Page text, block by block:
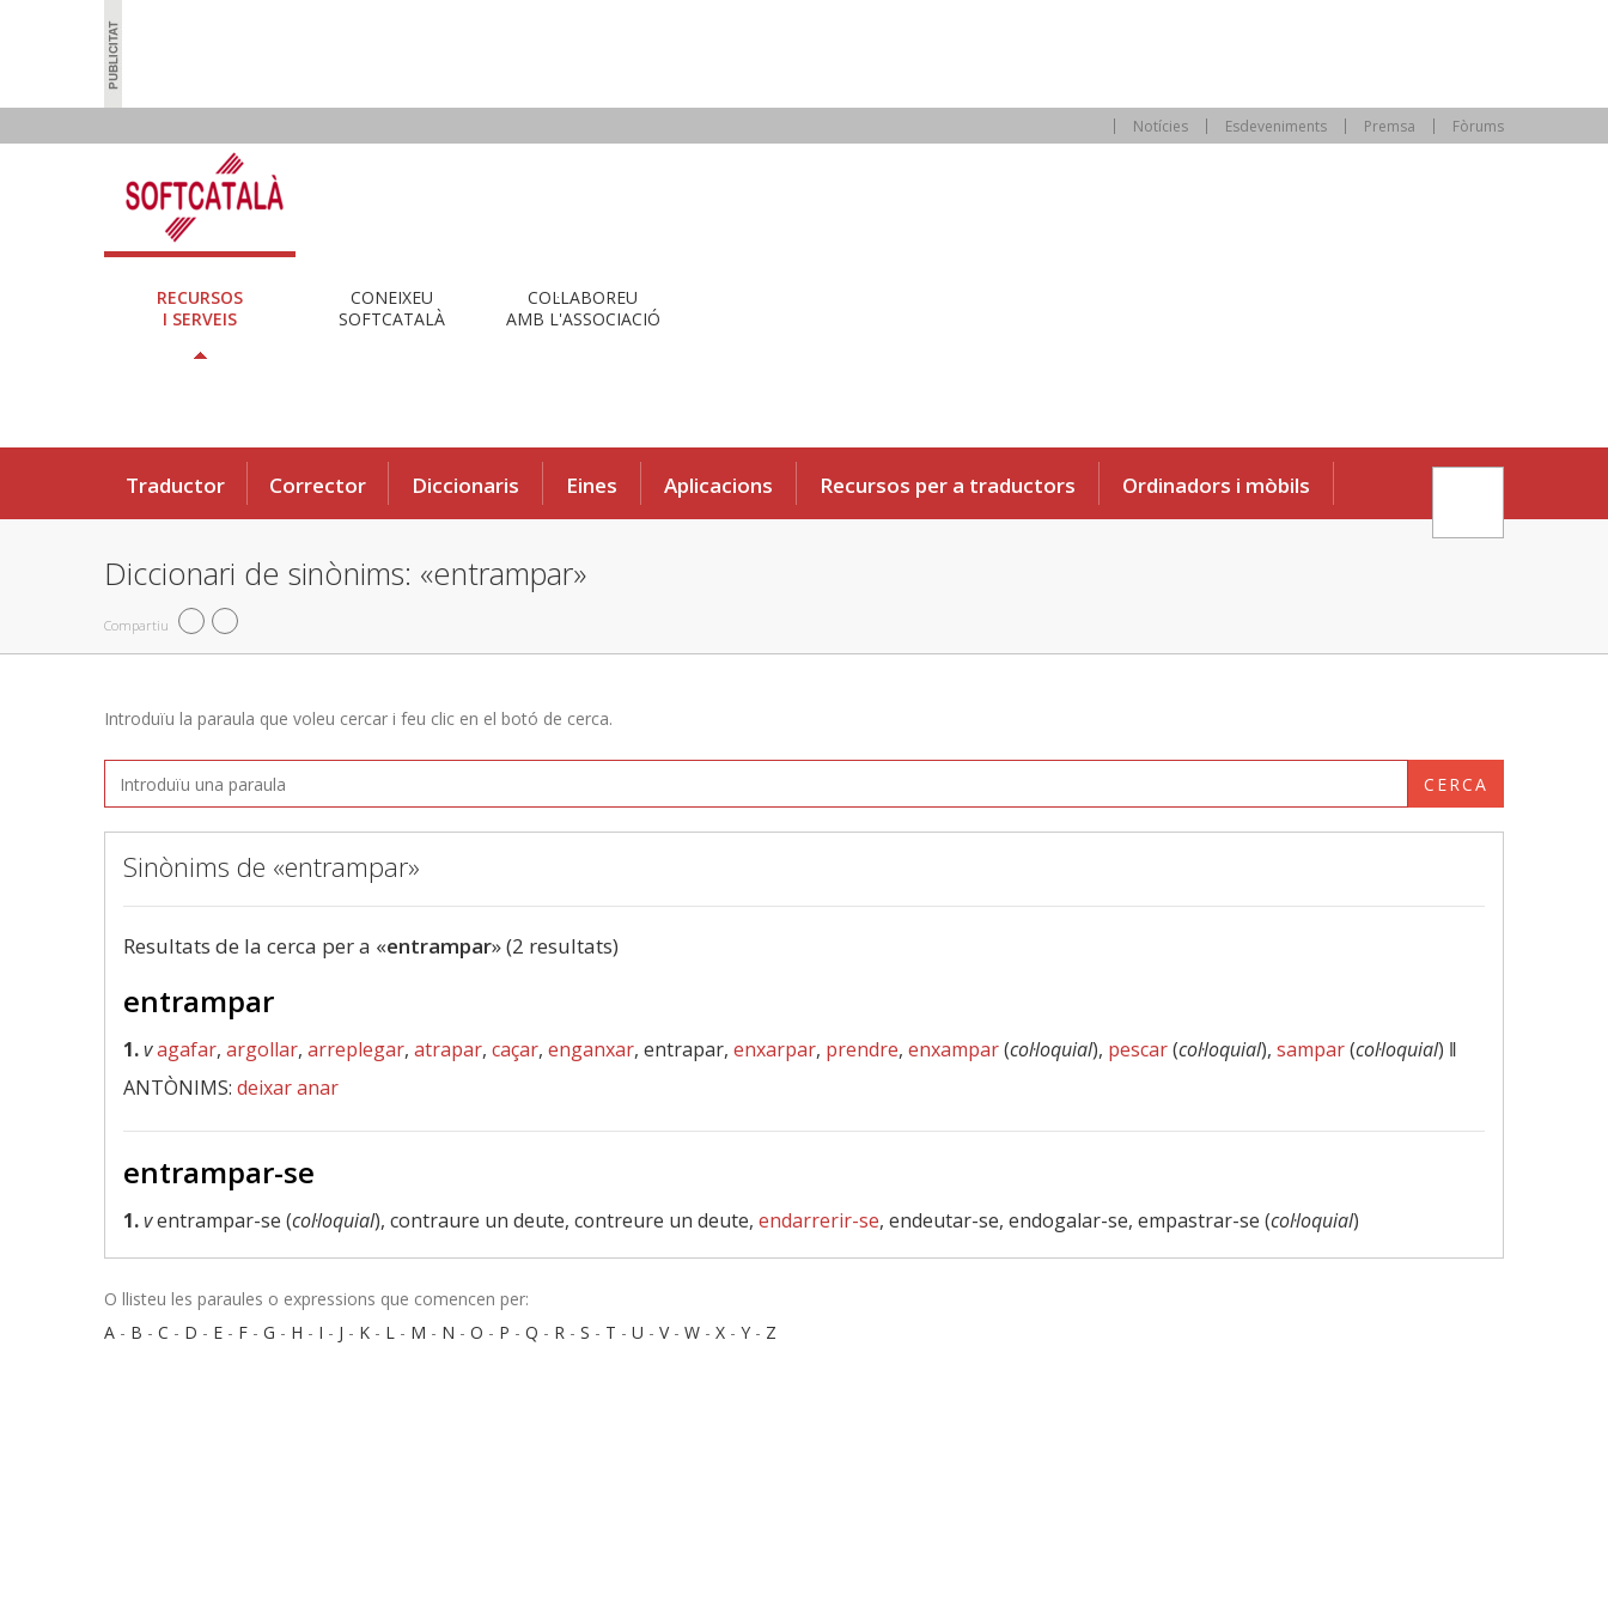
Notícies Esdeveniments Premsa Fòrums
RECURSOS
I SERVEIS
CONEIXEU
SOFTCATALÀ
COL·LABOREU
AMB L'ASSOCIACIÓ
Traductor Corrector Diccionaris Eines Aplicacions Recursos per a traductors Ordinadors i mòbils
Diccionari de sinònims: «entrampar»
Compartiu
Introduïu la paraula que voleu cercar i feu clic en el botó de cerca.
CERCA
Sinònims de «entrampar»
Resultats de la cerca per a «entrampar» (2 resultats)
entrampar
1.vagafar, argollar, arreplegar, atrapar, caçar, enganxar, entrapar, enxarpar, prendre, enxampar(col·loquial), pescar(col·loquial), sampar(col·loquial) ‖
ANTÒNIMS: deixar anar
entrampar-se
1.ventrampar-se (col·loquial), contraure un deute, contreure un deute, endarrerir-se, endeutar-se, endogalar-se, empastrar-se (col·loquial)
O llisteu les paraules o expressions que comencen per:
A - B - C - D - E - F - G - H - I - J - K - L - M - N - O - P - Q - R - S - T - U - V- W - X - Y - Z